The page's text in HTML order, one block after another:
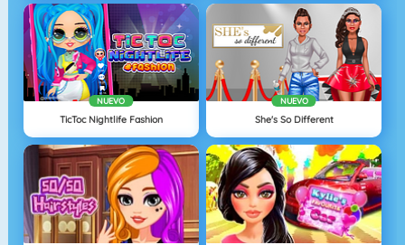
NUEVO
TicToc Nightlife Fashion
NUEVO
She's So Different